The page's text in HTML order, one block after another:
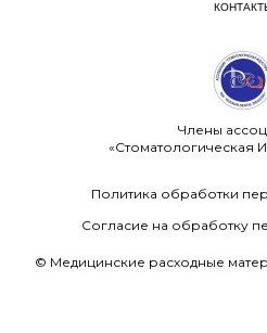
Члены
«Стоматологическая
Политика обработки
Согласие на обработку
© Медицинские расходные